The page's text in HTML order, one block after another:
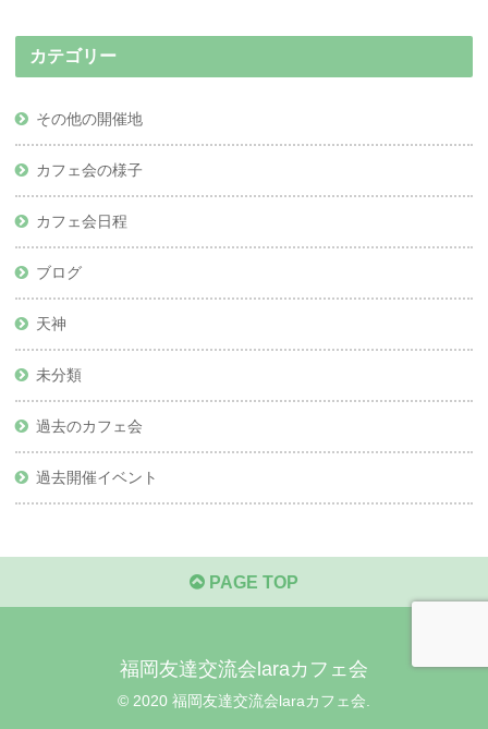
カテゴリー
その他の開催地
カフェ会の様子
カフェ会日程
ブログ
天神
未分類
過去のカフェ会
過去開催イベント
PAGE TOP
福岡友達交流会laraカフェ会
© 2020 福岡友達交流会laraカフェ会.